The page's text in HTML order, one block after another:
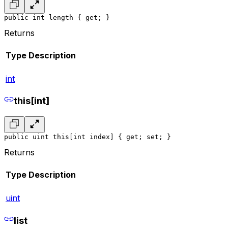
public int length { get; }
Returns
Type Description
int
this[int]
public uint this[int index] { get; set; }
Returns
Type Description
uint
list